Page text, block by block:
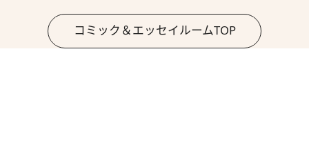
コミック＆エッセイルームTOP